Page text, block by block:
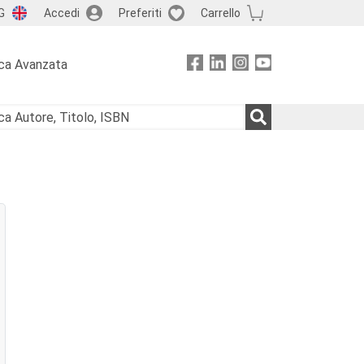
Accedi Preferiti Carrello
Avanzata